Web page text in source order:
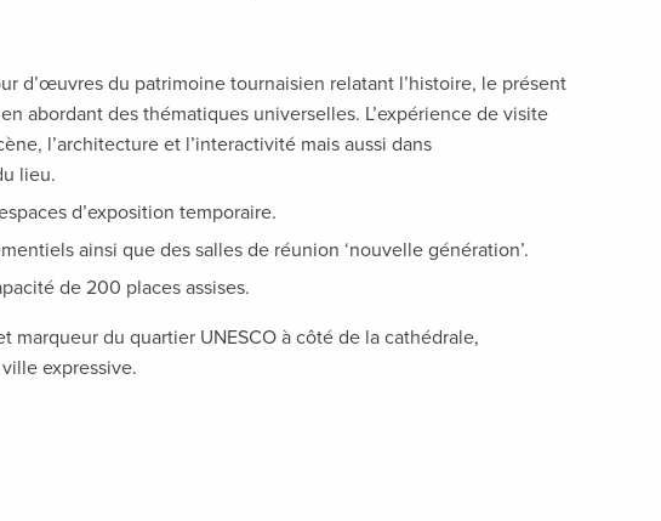
d’œuvres du patrimoine tournaisien relatant l’histoire, le présent
abordant des thématiques universelles. L’expérience de visite
l’architecture et l’interactivité mais aussi dans
lieu.
d’exposition temporaire.
ainsi que des salles de réunion ‘nouvelle génération’.
de 200 places assises.
du quartier UNESCO à côté de la cathédrale,
expressive.